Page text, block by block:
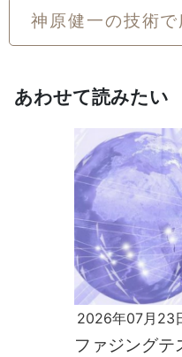
神原健一の技術
あわせて読みたい
2026年07月23
ファジングテ